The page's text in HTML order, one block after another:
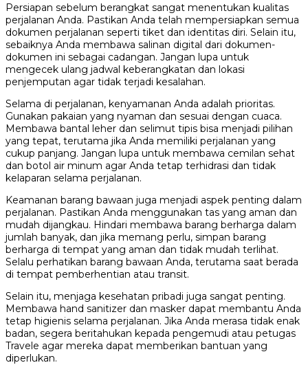
Persiapan sebelum berangkat sangat menentukan kualitas
perjalanan Anda. Pastikan Anda telah mempersiapkan semua
dokumen perjalanan seperti tiket dan identitas diri. Selain itu,
sebaiknya Anda membawa salinan digital dari dokumen-
dokumen ini sebagai cadangan. Jangan lupa untuk
mengecek ulang jadwal keberangkatan dan lokasi
penjemputan agar tidak terjadi kesalahan.
Selama di perjalanan, kenyamanan Anda adalah prioritas.
Gunakan pakaian yang nyaman dan sesuai dengan cuaca.
Membawa bantal leher dan selimut tipis bisa menjadi pilihan
yang tepat, terutama jika Anda memiliki perjalanan yang
cukup panjang. Jangan lupa untuk membawa cemilan sehat
dan botol air minum agar Anda tetap terhidrasi dan tidak
kelaparan selama perjalanan.
Keamanan barang bawaan juga menjadi aspek penting dalam
perjalanan. Pastikan Anda menggunakan tas yang aman dan
mudah dijangkau. Hindari membawa barang berharga dalam
jumlah banyak, dan jika memang perlu, simpan barang
berharga di tempat yang aman dan tidak mudah terlihat.
Selalu perhatikan barang bawaan Anda, terutama saat berada
di tempat pemberhentian atau transit.
Selain itu, menjaga kesehatan pribadi juga sangat penting.
Membawa hand sanitizer dan masker dapat membantu Anda
tetap higienis selama perjalanan. Jika Anda merasa tidak enak
badan, segera beritahukan kepada pengemudi atau petugas
Travele agar mereka dapat memberikan bantuan yang
diperlukan.